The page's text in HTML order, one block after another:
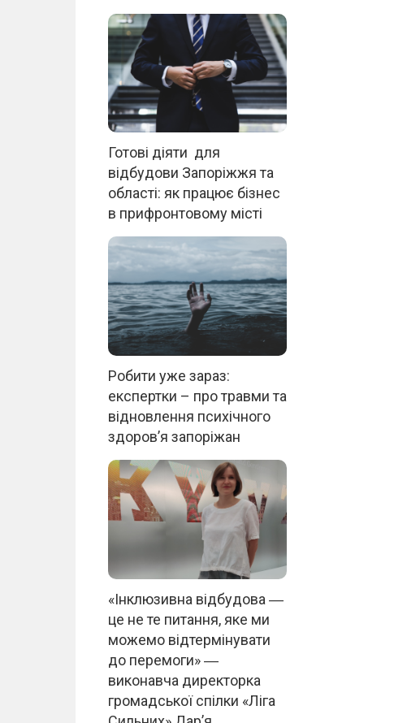
Готові діяти для
відбудови Запоріжжя та
області: як працює бізнес
в прифронтовому місті
Робити уже зараз:
експертки – про травми та
відновлення психічного
здоров’я запоріжан
«Інклюзивна відбудова ―
це не те питання, яке ми
можемо відтермінувати
до перемоги» ―
виконавча директорка
громадської спілки «Ліга